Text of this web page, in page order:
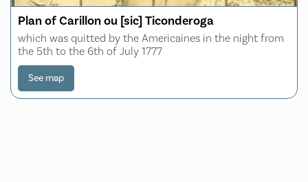
Plan of Carillon ou [sic] Ticonderoga
which was quitted by the Americaines in the night from
the 5th to the 6th of July 1777
See map